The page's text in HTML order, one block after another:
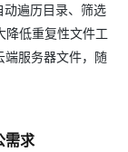
遍历目录、筛选
降低重复性文件工
端服务器文件，随
需求